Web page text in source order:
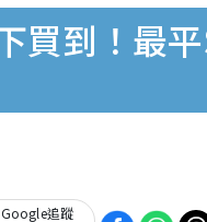
買到！最
追蹤